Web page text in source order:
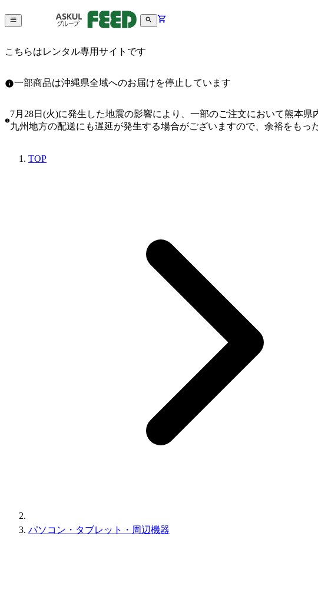
こちらはレンタル専用サイトです
一部商品は沖縄県全域へのお届けを停止しています
7月28日(火)に発生した地震の影響により、一部のご注文において熊本県
九州地方の配送にも遅延が発生する場合がございますので、余裕をもっ
TOP
パソコン・タブレット・周辺機器